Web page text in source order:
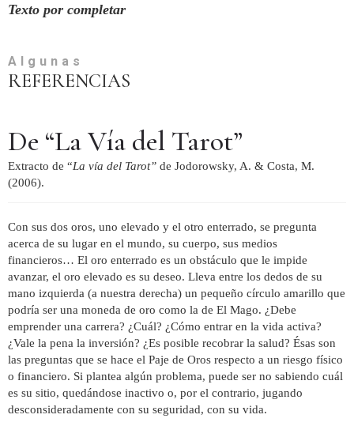
Texto por completar
Algunas
REFERENCIAS
De “La Vía del Tarot”
Extracto de “La vía del Tarot” de Jodorowsky, A. & Costa, M.
(2006).
Con sus dos oros, uno elevado y el otro enterrado, se pregunta
acerca de su lugar en el mundo, su cuerpo, sus medios
financieros… El oro enterrado es un obstáculo que le impide
avanzar, el oro elevado es su deseo. Lleva entre los dedos de su
mano izquierda (a nuestra derecha) un pequeño círculo amarillo que
podría ser una moneda de oro como la de El Mago. ¿Debe
emprender una carrera? ¿Cuál? ¿Cómo entrar en la vida activa?
¿Vale la pena la inversión? ¿Es posible recobrar la salud? Ésas son
las preguntas que se hace el Paje de Oros respecto a un riesgo físico
o financiero. Si plantea algún problema, puede ser no sabiendo cuál
es su sitio, quedándose inactivo o, por el contrario, jugando
desconsideradamente con su seguridad, con su vida.